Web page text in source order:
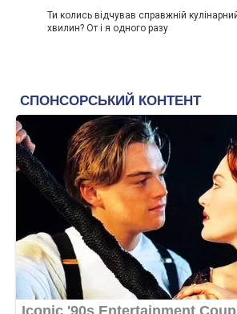
Ти колись відчував справжній
хвилин? От і я одного разу